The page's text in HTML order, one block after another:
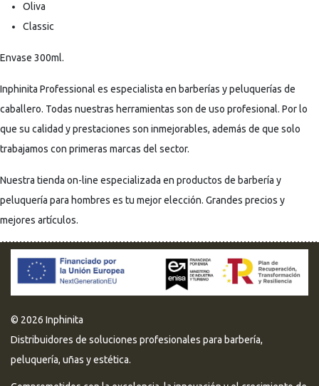
Oliva
Classic
Envase 300ml.
Inphinita Professional es especialista en barberías y peluquerías de
caballero. Todas nuestras herramientas son de uso profesional. Por lo
que su calidad y prestaciones son inmejorables, además de que solo
trabajamos con primeras marcas del sector.
Nuestra tienda on-line especializada en productos de barbería y
peluquería para hombres es tu mejor elección. Grandes precios y
mejores artículos.
© 2026 Inphinita
Distribuidores de soluciones profesionales para barbería,
peluquería, uñas y estética.